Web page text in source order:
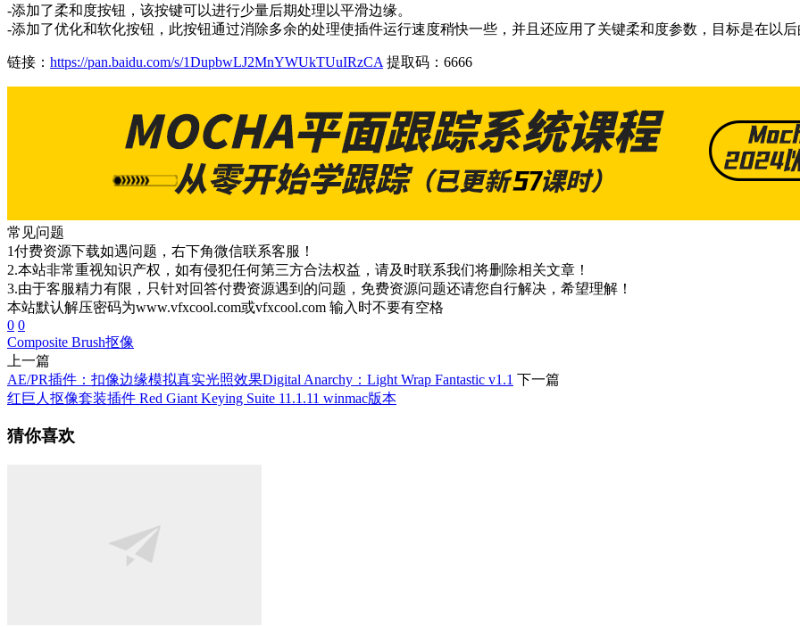
-添加了柔和度按钮，该按键可以进行少量后期处理以平滑边缘。
-添加了优化和软化按钮，此按钮通过消除多余的处理使插件运行速度稍快一些，并且还应用了关键柔和度参数，目标是在以
链接： https://pan.baidu.com/s/1DupbwLJ2MnYWUkTUuIRzCA 提取码：6666
常见问题
1付费资源下载如遇问题，右下角微信联系客服！
2.本站非常重视知识产权，如有侵犯任何第三方合法权益，请及时联系我们将删除相关文章！
3.由于客服精力有限，只针对回答付费资源遇到的问题，免费资源问题还请您自行解决，希望理解！
本站默认解压密码为www.vfxcool.com或vfxcool.com 输入时不要有空格
0 0
Composite Brush抠像
上一篇
AE/PR插件：扣像边缘模拟真实光照效果Digital Anarchy：Light Wrap Fantastic v1.1 下一篇
红巨人抠像套装插件 Red Giant Keying Suite 11.1.11 winmac版本
猜你喜欢